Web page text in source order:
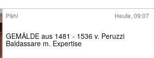
Pähl Heute, 09:07
GEMÄLDE aus 1481 - 1536 v. Peruzzi
Baldassare m. Expertise